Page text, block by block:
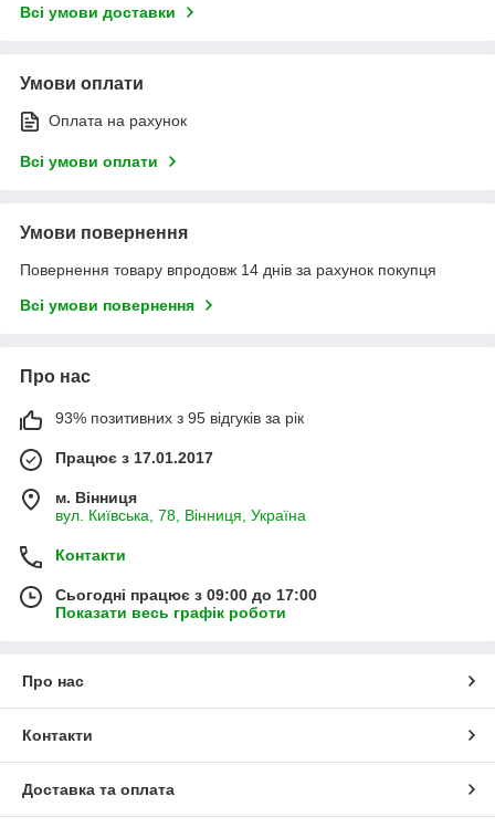
Всі умови доставки
Умови оплати
Оплата на рахунок
Всі умови оплати
Умови повернення
Повернення товару впродовж 14 днів за рахунок покупця
Всі умови повернення
Про нас
93% позитивних з 95 відгуків за рік
Працює з 17.01.2017
м. Вінниця
вул. Київська, 78, Вінниця, Україна
Контакти
Сьогодні працює з 09:00 до 17:00
Показати весь графік роботи
Про нас
Контакти
Доставка та оплата